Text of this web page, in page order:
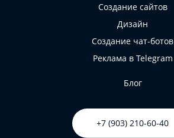
Создание сайтов
Дизайн
Создание чат-ботов
Реклама в Telegram
Блог
+7 (903) 210-60-40